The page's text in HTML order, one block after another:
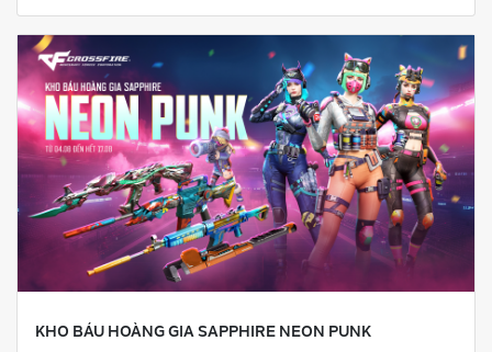
KHO BÁU HOÀNG GIA SAPPHIRE NEON PUNK